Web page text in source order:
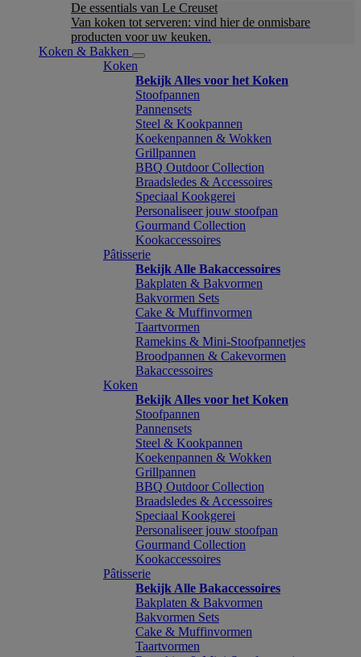
De essentials van Le Creuset
Van koken tot serveren: vind hier de onmisbare
producten voor uw keuken.
Koken & Bakken
Koken
Bekijk Alles voor het Koken
Stoofpannen
Pannensets
Steel & Kookpannen
Koekenpannen & Wokken
Grillpannen
BBQ Outdoor Collection
Braadsledes & Accessoires
Speciaal Kookgerei
Personaliseer jouw stoofpan
Gourmand Collection
Kookaccessoires
Pâtisserie
Bekijk Alle Bakaccessoires
Bakplaten & Bakvormen
Bakvormen Sets
Cake & Muffinvormen
Taartvormen
Ramekins & Mini-Stoofpannetjes
Broodpannen & Cakevormen
Bakaccessoires
Koken
Bekijk Alles voor het Koken
Stoofpannen
Pannensets
Steel & Kookpannen
Koekenpannen & Wokken
Grillpannen
BBQ Outdoor Collection
Braadsledes & Accessoires
Speciaal Kookgerei
Personaliseer jouw stoofpan
Gourmand Collection
Kookaccessoires
Pâtisserie
Bekijk Alle Bakaccessoires
Bakplaten & Bakvormen
Bakvormen Sets
Cake & Muffinvormen
Taartvormen